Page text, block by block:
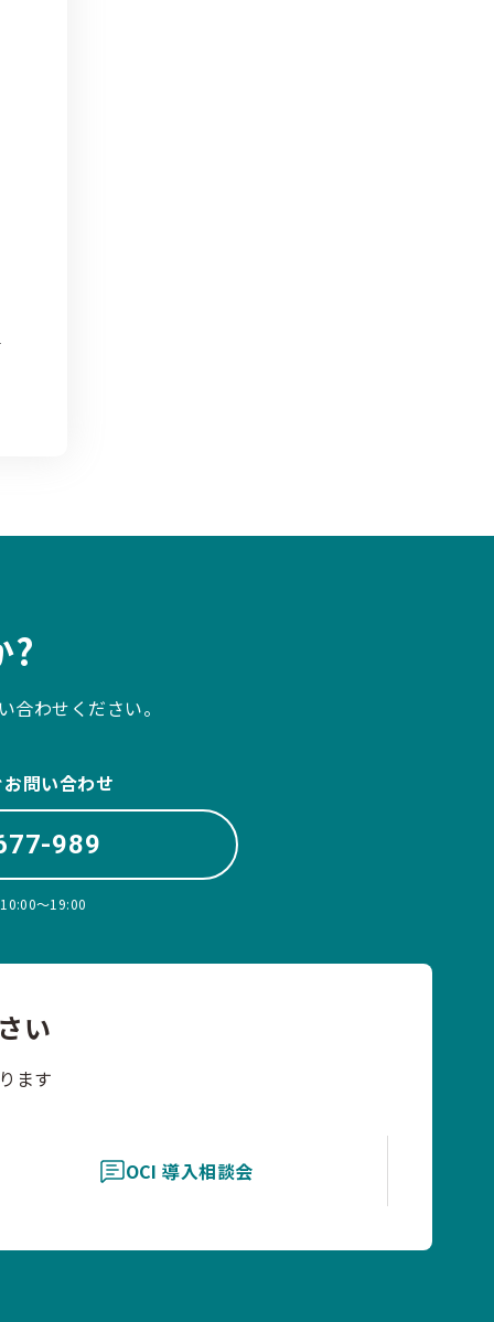
?
わせください。
問い合わせ
989
〜19:00
い
ます
OCI 導入相談会